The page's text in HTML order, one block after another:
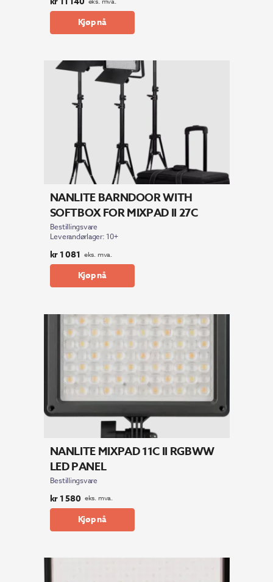
Kjøp nå
NANLITE BARNDOOR WITH
SOFTBOX FOR MIXPAD II 27C
Bestillingsvare
Leverandørlager: 10+
kr1 081 eks. mva.
Kjøp nå
NANLITE MIXPAD 11C II RGBWW
LED PANEL
Bestillingsvare
kr1 580 eks. mva.
Kjøp nå